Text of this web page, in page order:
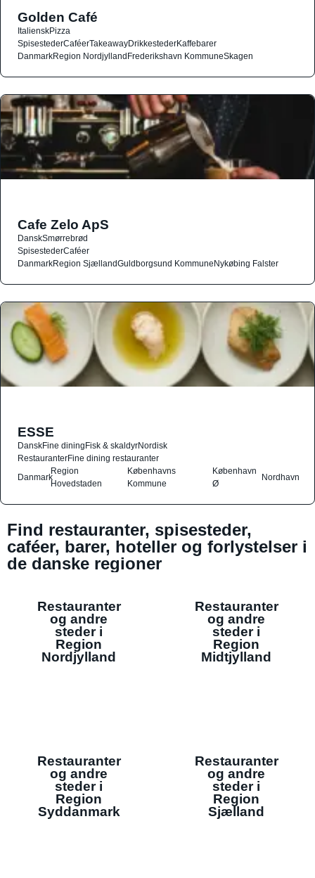
Golden Café
ItalienskPizza
SpisestederCaféerTakeawayDrikkestederKaffebarer
DanmarkRegion NordjyllandFrederikshavn KommuneSkagen
Cafe Zelo ApS
DanskSmørrebrød
SpisestederCaféer
DanmarkRegion SjællandGuldborgsund KommuneNykøbing Falster
ESSE
DanskFine diningFisk & skaldyrNordisk
RestauranterFine dining restauranter
Danmark
Region
Hovedstaden
Københavns
Kommune
København
Ø
Nordhavn
Find restauranter, spisesteder,
caféer, barer, hoteller og forlystelser i
de danske regioner
Restauranter
og andre
steder i
Region
Nordjylland
Restauranter
og andre
steder i
Region
Midtjylland
Restauranter
og andre
steder i
Region
Syddanmark
Restauranter
og andre
steder i
Region
Sjælland